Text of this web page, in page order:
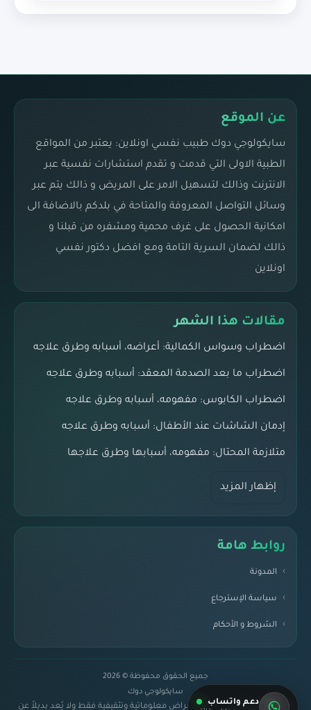
عن الموقع
سايكولوجي دوك طبيب نفسي اونلاين: يعتبر من المواقع
الطبية الاولى التي قدمت و تقدم استشارات نفسية عبر
الانترنت وذالك لتسهيل الامر على المريض و ذالك يتم عبر
وسائل التواصل المعروفة والمتاحة في بلدكم بالاضافة الى
امكانية الحصول على غرف محمية ومشفره من قبلنا و
ذالك لضمان السرية التامة ومع افضل دكتور نفسي
اونلاين
مقالات هذا الشهر
اضطراب وسواس الكمالية: أعراضه، أسبابه وطرق علاجه
اضطراب ما بعد الصدمة المعقد: أسبابه وطرق علاجه
اضطراب الكابوس: مفهومه، أسبابه وطرق علاجه
إدمان الشاشات عند الأطفال: أسبابه وطرق علاجه
متلازمة المحتال: مفهومه، أسبابها وطرق علاجها
إظهار المزيد
روابط هامة
المدونة
سياسة الإسترجاع
الشروط و الأحكام
جميع الحقوق محفوظة © 2026
سايكولوجي دوك
إخلاء مسؤولية: المحتوى لأغراض معلوماتية وتثقيفية فقط ولا يُعد بديلاً عندعم واتساب